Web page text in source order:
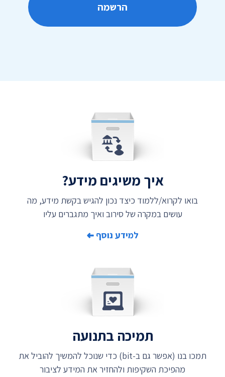
הרשמו לקבלת חדשות
ועדכונים
הרשמה
איך משיגים מידע?
בואו לקרוא/ללמוד כיצד נכון להגיש בקשת מידע, מה
עושים במקרה של סירוב ואיך מתגברים עליו
למידע נוסף
תמיכה בתנועה
תמכו בנו (אפשר גם ב-bit) כדי שנוכל להמשיך להוביל את
מהפיכת השקיפות ולהחזיר את המידע לציבור